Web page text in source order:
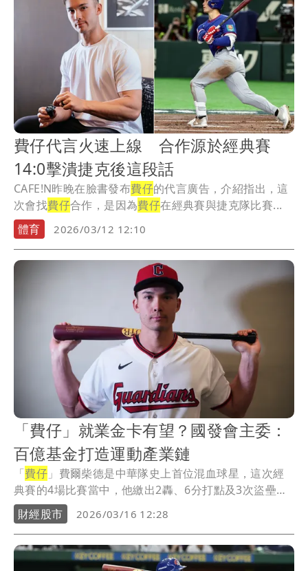
費仔代言火速上線 合作源於經典賽
14:0擊潰捷克後這段話
CAFE!N昨晚在臉書發布費仔的代言廣告，介紹指出，這
次會找費仔合作，是因為費仔在經典賽與捷克隊比賽...
體育
2026/03/12 12:10
「費仔」就業金卡有望？國發會主委：
百億基金打造運動產業鏈
「費仔 」費爾柴德是中華隊史上首位混血球星，這次經
典賽的4場比賽當中，他繳出2轟、6分打點及3次盜壘
成...
財經股市 2026/03/16 12:28